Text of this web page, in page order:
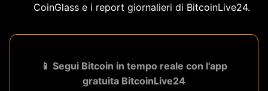
CoinGlass e i report giornalieri di BitcoinLive24.
📱 Segui Bitcoin in tempo reale con l'app
gratuita BitcoinLive24